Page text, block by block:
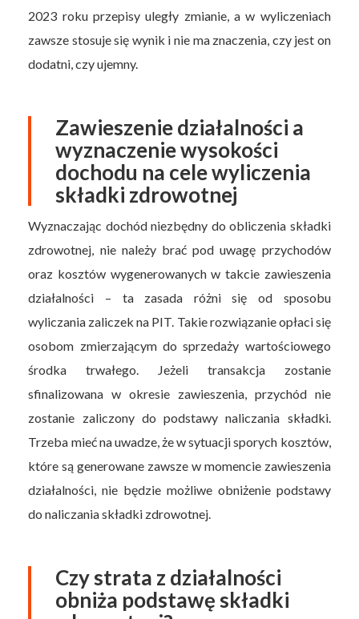
2023 roku przepisy uległy zmianie, a w wyliczeniach
zawsze stosuje się wynik i nie ma znaczenia, czy jest on
dodatni, czy ujemny.
Zawieszenie działalności a
wyznaczenie wysokości
dochodu na cele wyliczenia
składki zdrowotnej
Wyznaczając dochód niezbędny do obliczenia składki
zdrowotnej, nie należy brać pod uwagę przychodów
oraz kosztów wygenerowanych w takcie zawieszenia
działalności – ta zasada różni się od sposobu
wyliczania zaliczek na PIT. Takie rozwiązanie opłaci się
osobom zmierzającym do sprzedaży wartościowego
środka trwałego. Jeżeli transakcja zostanie
sfinalizowana w okresie zawieszenia, przychód nie
zostanie zaliczony do podstawy naliczania składki.
Trzeba mieć na uwadze, że w sytuacji sporych kosztów,
które są generowane zawsze w momencie zawieszenia
działalności, nie będzie możliwe obniżenie podstawy
do naliczania składki zdrowotnej.
Czy strata z działalności
obniża podstawę składki